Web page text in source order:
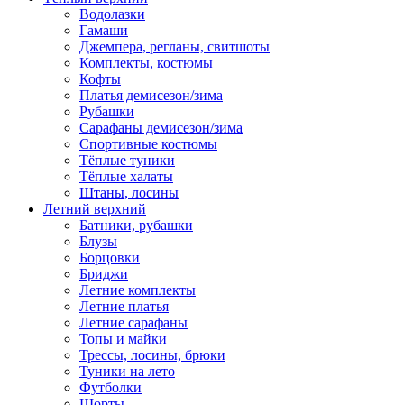
Водолазки
Гамаши
Джемпера, регланы, свитшоты
Комплекты, костюмы
Кофты
Платья демисезон/зима
Рубашки
Сарафаны демисезон/зима
Спортивные костюмы
Тёплые туники
Тёплые халаты
Штаны, лосины
Летний верхний
Батники, рубашки
Блузы
Борцовки
Бриджи
Летние комплекты
Летние платья
Летние сарафаны
Топы и майки
Трессы, лосины, брюки
Туники на лето
Футболки